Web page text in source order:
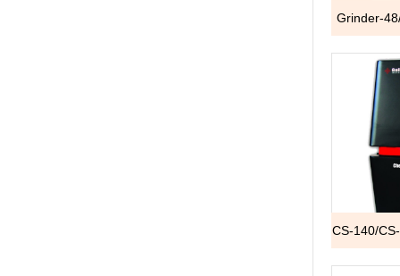
Grinder-
CS-140/